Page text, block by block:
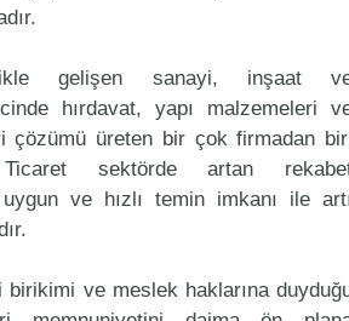
gelişen sanayi, inşaat
hırdavat, yapı malzemeleri
çözümü üreten bir çok firmadan
sektörde artan
ve hızlı temin imkanı ile
birikimi ve meslek haklarına